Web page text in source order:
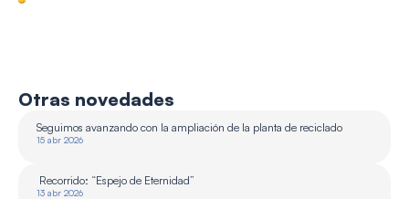
Otras novedades
Seguimos avanzando con la ampliación de la planta de reciclado
15 abr 2026
Recorrido: “Espejo de Eternidad”
13 abr 2026